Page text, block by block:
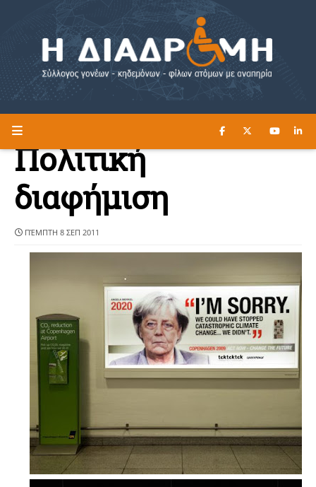
Η ΔΙΑΔΡΟΜΗ ΔΙΑΒΑΣΤΕ ΕΔΩ ►
Πολιτική
διαφήμιση
ΠΈΜΠΤΗ 8 ΣΕΠ 2011